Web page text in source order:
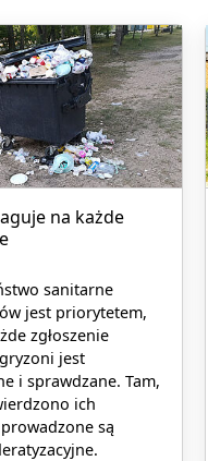
na każde
sanitarne
jest priorytetem,
zgłoszenie
jest
i sprawdzane. Tam,
ich
są